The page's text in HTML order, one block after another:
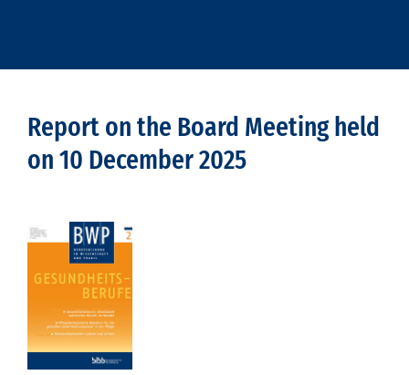
Report on the Board Meeting held
on 10 December 2025